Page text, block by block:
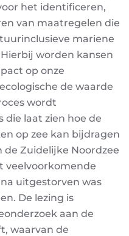
het identificeren,
van maatregelen die
mariene
worden kansen
op onze
de waarde
wordt
die laat zien hoe de
op zee kan bijdragen
Zuidelijke Noordzee
veelvoorkomende
uitgestorven was
De lezing is
aan de
waarvan de